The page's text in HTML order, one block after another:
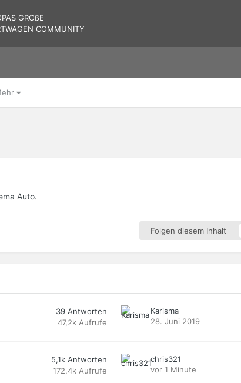
GROßE
COMMUNITY
Auto.
Folgen diesem Inhalt
39 Antworten
47,2k Aufrufe
Karisma
28. Juni 2019
5,1k Antworten
172,4k Aufrufe
chris321
vor 1 Minute